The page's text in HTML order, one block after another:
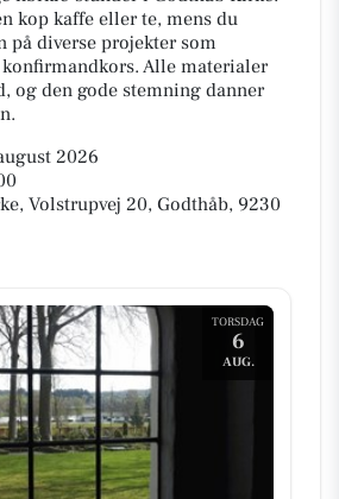
kop kaffe eller te, mens du
på diverse projekter som
Alle materialer
og den gode stemning danner
2026
Volstrupvej 20, Godthåb, 9230
TORSDAG
6
AUG.